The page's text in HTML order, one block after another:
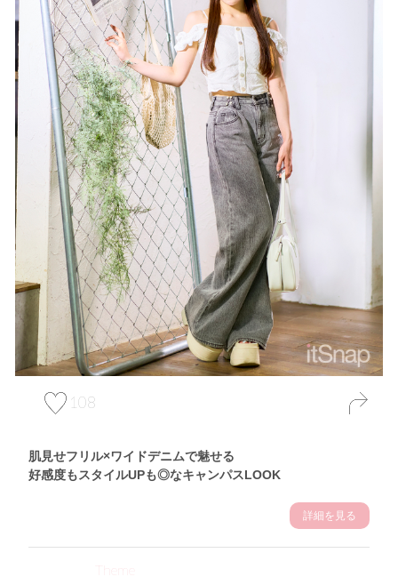
108
肌見せフリル×ワイドデニムで魅せる
好感度もスタイルUPも◎なキャンパスLOOK
詳細を見る
Theme